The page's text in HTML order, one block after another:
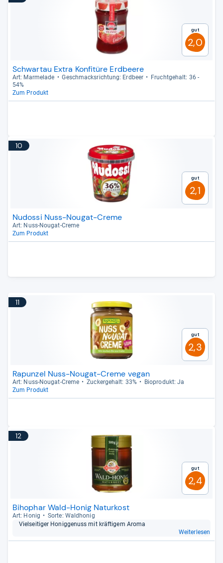
Gut
2,0
Schwartau Extra Konfitüre Erdbeere
Art: Mar­me­lade Geschmacks­rich­tung: Erd­beer
Frucht­ge­halt: 36 -​
54%
Zum Produkt
10
Gut
2,1
Nudossi Nuss-Nougat-Creme
Art: Nuss-​Nou­gat-​Creme
Zum Produkt
11
Gut
2,3
Rapunzel Nuss-Nougat-Creme vegan
Art: Nuss-​Nou­gat-​Creme Zucker­ge­halt: 33%
Bio­pro­dukt: Ja
Zum Produkt
12
Gut
2,4
Bihophar Wald-Honig Naturkost
Art: Honig
Sorte: Wald­ho­nig
Viel­sei­ti­ger Honig­ge­nuss mit kräf­ti­gem Aroma
Weiterlesen